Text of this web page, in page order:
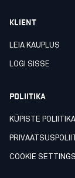
KLIENT
LEIA KAUPLUS
LOGI SISSE
POLIITIKA
KÜPISTE POLIITIKA
COOKIE SETTINGS